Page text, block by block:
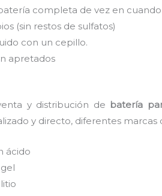
completa de vez en cuando
(sin restos de sulfatos)
con un cepillo.
apretados
y distribución de batería
y directo, diferentes
ácido